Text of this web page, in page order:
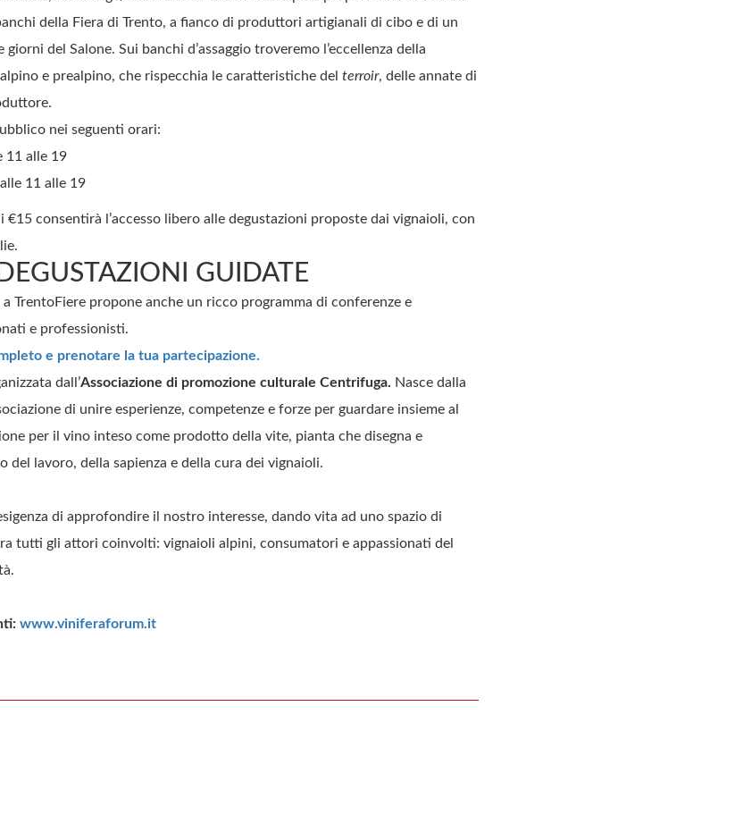
della Fiera di Trento, a fianco di produttori artigianali di cibo e di un
del Salone. Sui banchi d’assaggio troveremo l’eccellenza della
e prealpino, che rispecchia le caratteristiche del terroir, delle annate di
nei seguenti orari:
11 alle 19
11 alle 19
€15 consentirà l’accesso libero alle degustazioni proposte dai vignaioli, con
GUIDATE
TrentoFiere propone anche un ricco programma di conferenze e
e professionisti.
e prenotare la tua partecipazione.
dall’Associazione di promozione culturale Centrifuga. Nasce dalla
di unire esperienze, competenze e forze per guardare insieme al
per il vino inteso come prodotto della vite, pianta che disegna e
lavoro, della sapienza e della cura dei vignaioli.
di approfondire il nostro interesse, dando vita ad uno spazio di
tutti gli attori coinvolti: vignaioli alpini, consumatori e appassionati del
www.viniferaforum.it